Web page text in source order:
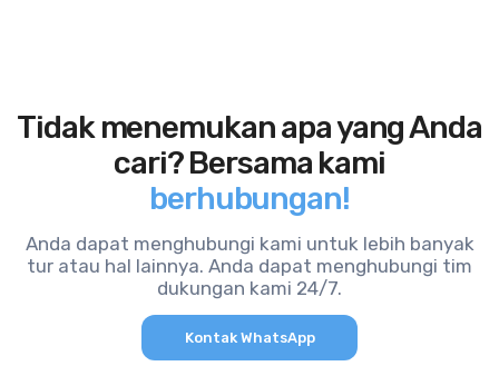
Tidak menemukan apa yang Anda
cari? Bersama kami
berhubungan!
Anda dapat menghubungi kami untuk lebih banyak
tur atau hal lainnya. Anda dapat menghubungi tim
dukungan kami 24/7.
Kontak WhatsApp